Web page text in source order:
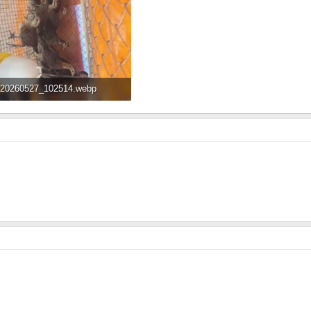
20260527_102514.webp
116 KB · Đọc: 152